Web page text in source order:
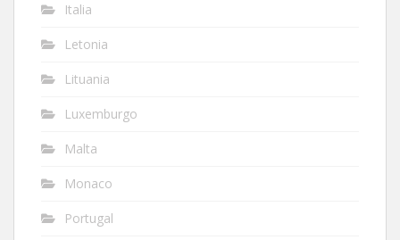
Italia
Letonia
Lituania
Luxemburgo
Malta
Monaco
Portugal